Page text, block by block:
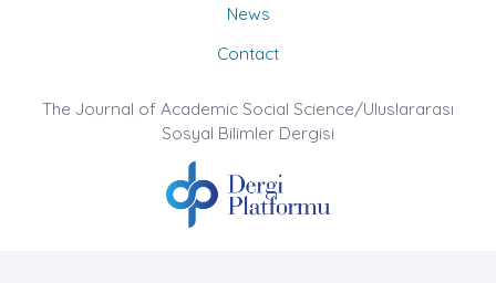
News
Contact
The Journal of Academic Social Science/Uluslararası
Sosyal Bilimler Dergisi